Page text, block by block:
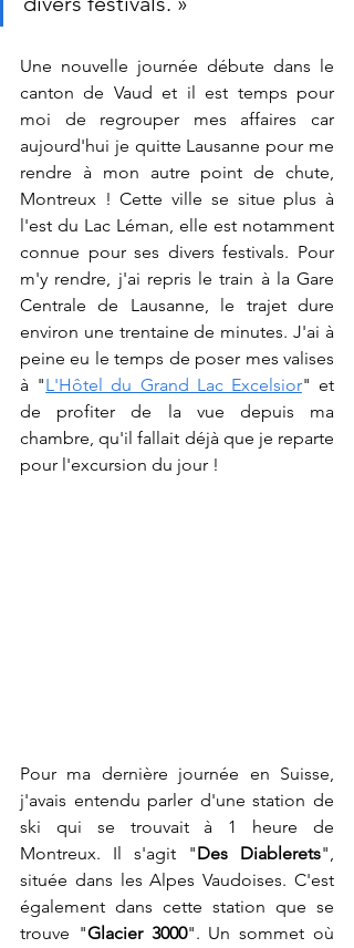
Une nouvelle journée débute dans le
canton de Vaud et il est temps pour
moi de regrouper mes affaires car
aujourd'hui je quitte Lausanne pour me
rendre à mon autre point de chute,
Montreux ! Cette ville se situe plus à
l'est du Lac Léman, elle est notamment
connue pour ses divers festivals. Pour
m'y rendre, j'ai repris le train à la Gare
Centrale de Lausanne, le trajet dure
environ une trentaine de minutes. J'ai à
peine eu le temps de poser mes valises
à "L'Hôtel du Grand Lac Excelsior" et
de profiter de la vue depuis ma
chambre, qu'il fallait déjà que je reparte
pour l'excursion du jour !
Pour ma dernière journée en Suisse,
j'avais entendu parler d'une station de
ski qui se trouvait à 1 heure de
Montreux. Il s'agit "Des Diablerets",
située dans les Alpes Vaudoises. C'est
également dans cette station que se
trouve "Glacier 3000". Un sommet où